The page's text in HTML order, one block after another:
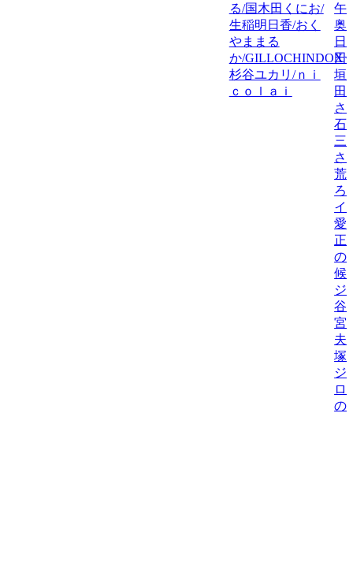
る/国木田くにお/
生稲明日香/おく
やままる
か/
杉谷ユカリ/ｎｉ
ｃｏｌａｉ
午
奥
日
田
垣
田
さ
石
三
さ
荒
ろ
イ
愛
正
の
候/
ジ
谷
宮
夫
塚
ジ
ロ
の